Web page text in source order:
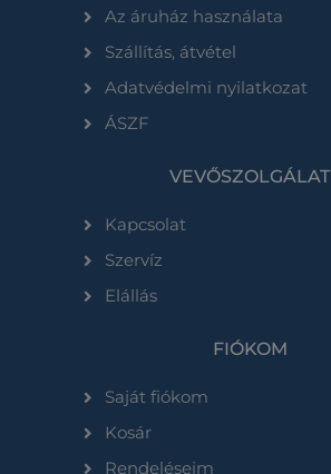
Az áruház használata
Szállítás, átvétel
Adatvédelmi nyilatkozat
ÁSZF
VEVŐSZOLGÁLAT
Kapcsolat
Szervíz
Elállás
FIÓKOM
Saját fiókom
Kosár
Rendeléseim